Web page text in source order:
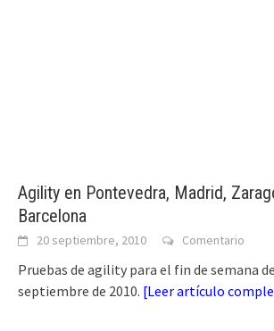
Agility en Pontevedra, Madrid,
Barcelona
20 septiembre, 2010 Comentario
Pruebas de agility para el fin de semana
septiembre de 2010. [Leer artículo